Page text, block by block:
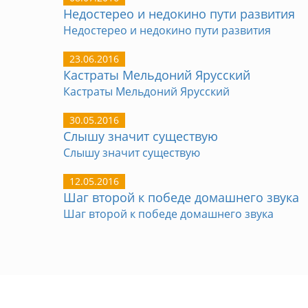
Недостерео и недокино пути развития
Недостерео и недокино пути развития
23.06.2016
Кастраты Мельдоний Ярусский
Кастраты Мельдоний Ярусский
30.05.2016
Слышу значит существую
Слышу значит существую
12.05.2016
Шаг второй к победе домашнего звука
Шаг второй к победе домашнего звука